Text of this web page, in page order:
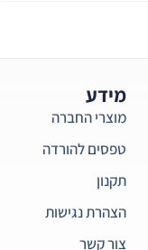
מידע
מוצרי החברה
טפסים להורדה
תקנון
הצהרת נגישות
צור קשר